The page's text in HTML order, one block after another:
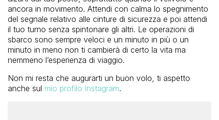
ancora in movimento. Attendi con calma lo spegnimento
del segnale relativo alle cinture di sicurezza e poi attendi
il tuo turno senza spintonare gli altri. Le operazioni di
sbarco sono sempre veloci e un minuto in più o un
minuto in meno non ti cambierà di certo la vita ma
nemmeno l’esperienza di viaggio.
Non mi resta che augurarti un buon volo, ti aspetto
anche sul mio profilo Instagram.